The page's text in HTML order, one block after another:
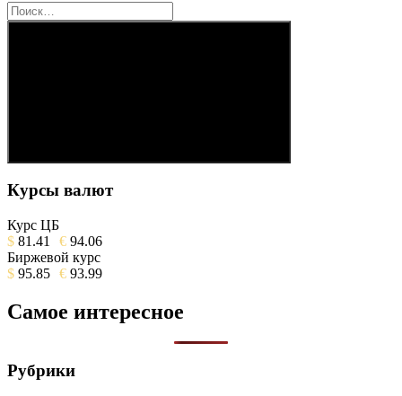
Найти:
Поиск
Курсы валют
Курс ЦБ
$ 81.41 € 94.06
Биржевой курс
$ 95.85 € 93.99
Самое интересное
Рубрики